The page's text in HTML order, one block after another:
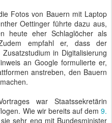
Fotos von Bauern mit Laptop
Oettinger führte dazu aus,
heute eher Schlaglöcher als
empfahl er, dass der
in Digitalisierung
an Google formulierte er,
anstreben, den Bauern
war Staatssekretärin
Wie wir bereits auf dem 9.
sehr eng mit Bundesminister